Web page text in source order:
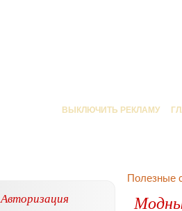
ВЫКЛЮЧИТЬ РЕКЛАМУ
Авторизация
Полезные